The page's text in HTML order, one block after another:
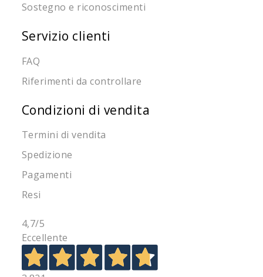
Sostegno e riconoscimenti
Servizio clienti
FAQ
Riferimenti da controllare
Condizioni di vendita
Termini di vendita
Spedizione
Pagamenti
Resi
4,7/5
Eccellente